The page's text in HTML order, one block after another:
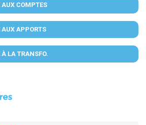
COMPTES
APPORTS
LA TRANSFO.